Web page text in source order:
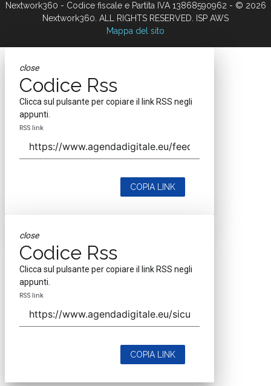
Nextwork360 - Codice fiscale e Partita IVA 13868590962 - © 2026
Nextwork360. ALL RIGHTS RESERVED. ISP AWS
Mappa del sito
close
Codice Rss
Clicca sul pulsante per copiare il link RSS negli
appunti.
RSS link
COPIA LINK
close
Codice Rss
Clicca sul pulsante per copiare il link RSS negli
appunti.
RSS link
COPIA LINK